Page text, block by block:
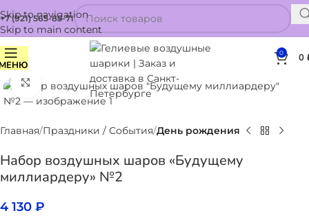
Skip to navigation
Skip to main content
+7 (921) 565-85-71
0 0
Нажмите, чтобы увеличить
Главная Праздники / События День рождения
Набор воздушных шаров «Будущему
миллиардеру» №2
4 130 ₽